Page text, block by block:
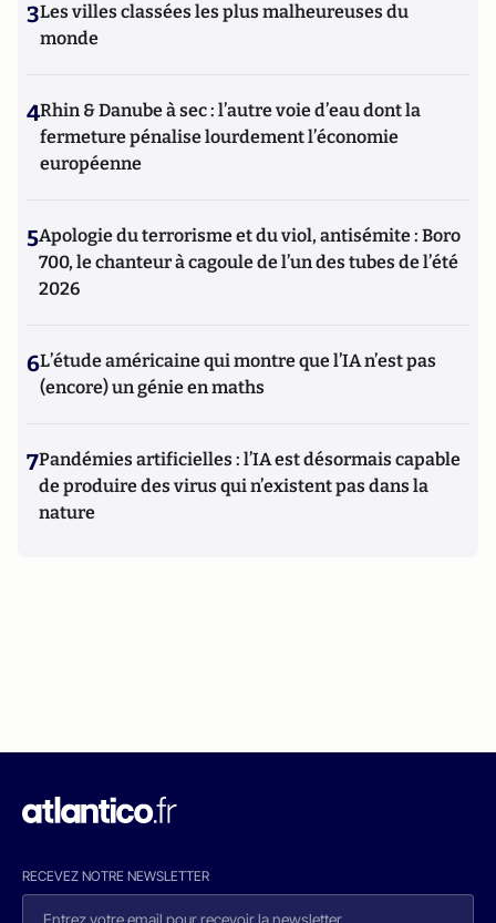
3Les villes classées les plus malheureuses du
monde
4Rhin & Danube à sec : l’autre voie d’eau dont la
fermeture pénalise lourdement l’économie
européenne
5Apologie du terrorisme et du viol, antisémite : Boro
700, le chanteur à cagoule de l’un des tubes de l’été
2026
6L’étude américaine qui montre que l’IA n’est pas
(encore) un génie en maths
7Pandémies artificielles : l’IA est désormais capable
de produire des virus qui n’existent pas dans la
nature
RECEVEZ NOTRE NEWSLETTER